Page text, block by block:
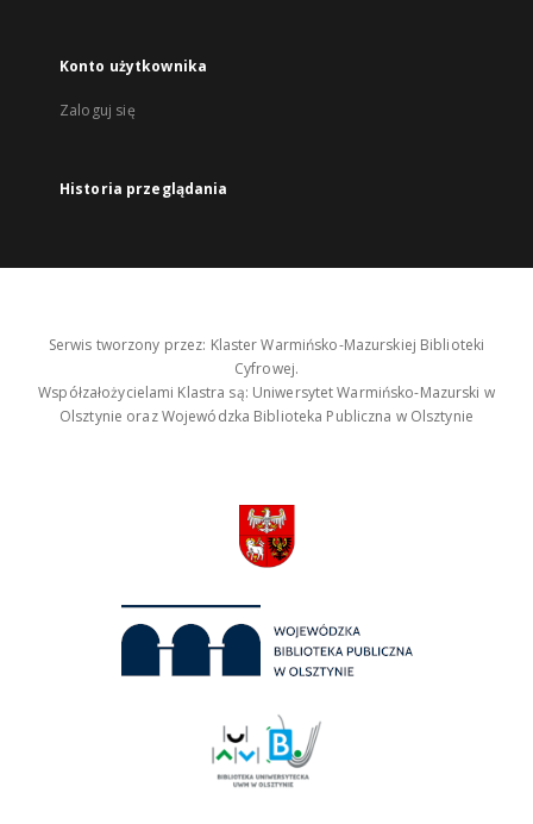
Konto użytkownika
Zaloguj się
Historia przeglądania
Serwis tworzony przez: Klaster Warmińsko-Mazurskiej Biblioteki
Cyfrowej.
Współzałożycielami Klastra są: Uniwersytet Warmińsko-Mazurski w
Olsztynie oraz Wojewódzka Biblioteka Publiczna w Olsztynie